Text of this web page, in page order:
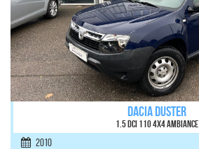
DACIA DUSTER
1.5 dCi 110 4x4 Ambiance
2010